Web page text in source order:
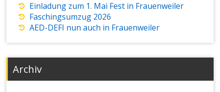
Einladung zum 1. Mai Fest in Frauenweiler
Faschingsumzug 2026
AED-DEFI nun auch in Frauenweiler
Archiv